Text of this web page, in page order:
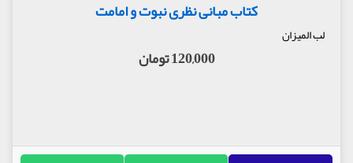
ناشر : انتشارات لب المیزان
کتاب مبانی نظری نبوت و امامت
لب المیزان
120,000 تومان